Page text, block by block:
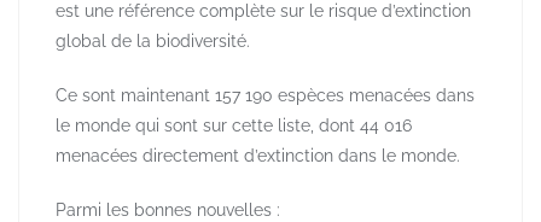
est une référence complète sur le risque d’extinction
global de la biodiversité.
Ce sont maintenant 157 190 espèces menacées dans
le monde qui sont sur cette liste, dont 44 016
menacées directement d’extinction dans le monde.
Parmi les bonnes nouvelles :